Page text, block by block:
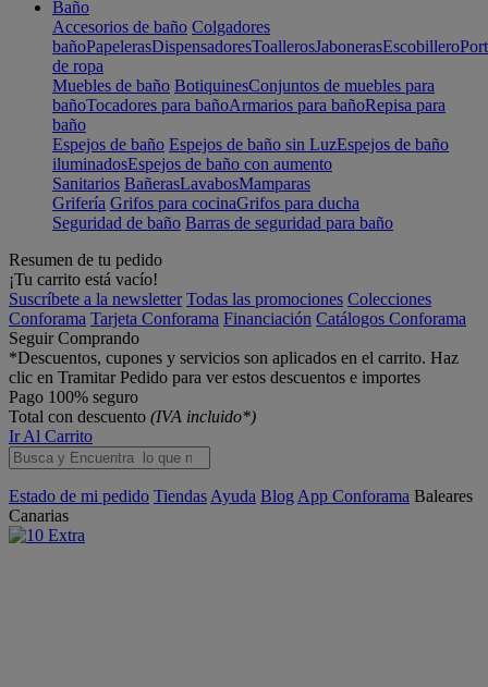
Baño
Accesorios de baño Colgadores
bañoPapelerasDispensadoresToallerosJabonerasEscobillero
de ropa
Muebles de baño BotiquinesConjuntos de muebles para
bañoTocadores para bañoArmarios para bañoRepisa para
baño
Espejos de baño Espejos de baño sin LuzEspejos de baño
iluminadosEspejos de baño con aumento
Sanitarios BañerasLavabosMamparas
Grifería Grifos para cocinaGrifos para ducha
Seguridad de baño Barras de seguridad para baño
Resumen de tu pedido
¡Tu carrito está vacío!
Suscríbete a la newsletter Todas las promociones Colecciones
Conforama Tarjeta Conforama Financiación Catálogos Conforama
Seguir Comprando
*Descuentos, cupones y servicios son aplicados en el carrito. Haz
clic en Tramitar Pedido para ver estos descuentos e importes
Pago 100% seguro
Total con descuento (IVA incluido*)
Ir Al Carrito
Estado de mi pedido Tiendas Ayuda Blog App Conforama Baleares
Canarias